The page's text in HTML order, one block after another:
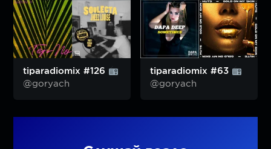
tiparadiomix #126
@goryach
tiparadiomix #63
@goryach